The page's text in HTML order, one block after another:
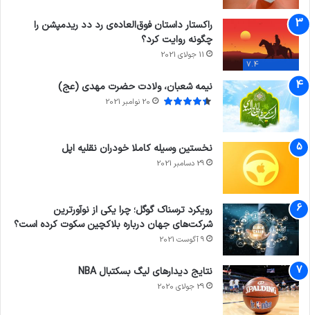
7.4
راکستار داستان فوق‌العاده‌ی رد دد ریدمپشن را
چگونه روایت کرد؟
11 جولای 2021
نیمه شعبان، ولادت حضرت مهدی (عج)
20 نوامبر 2021
نخستین وسیله کاملا خودران نقلیه اپل
29 دسامبر 2021
رویکرد ترسناک گوگل؛ چرا یکی از نوآورترین
شرکت‌های جهان درباره بلاکچین سکوت کرده است؟
9 آگوست 2021
نتایج دیدار‌های لیگ بسکتبال NBA
29 جولای 2020